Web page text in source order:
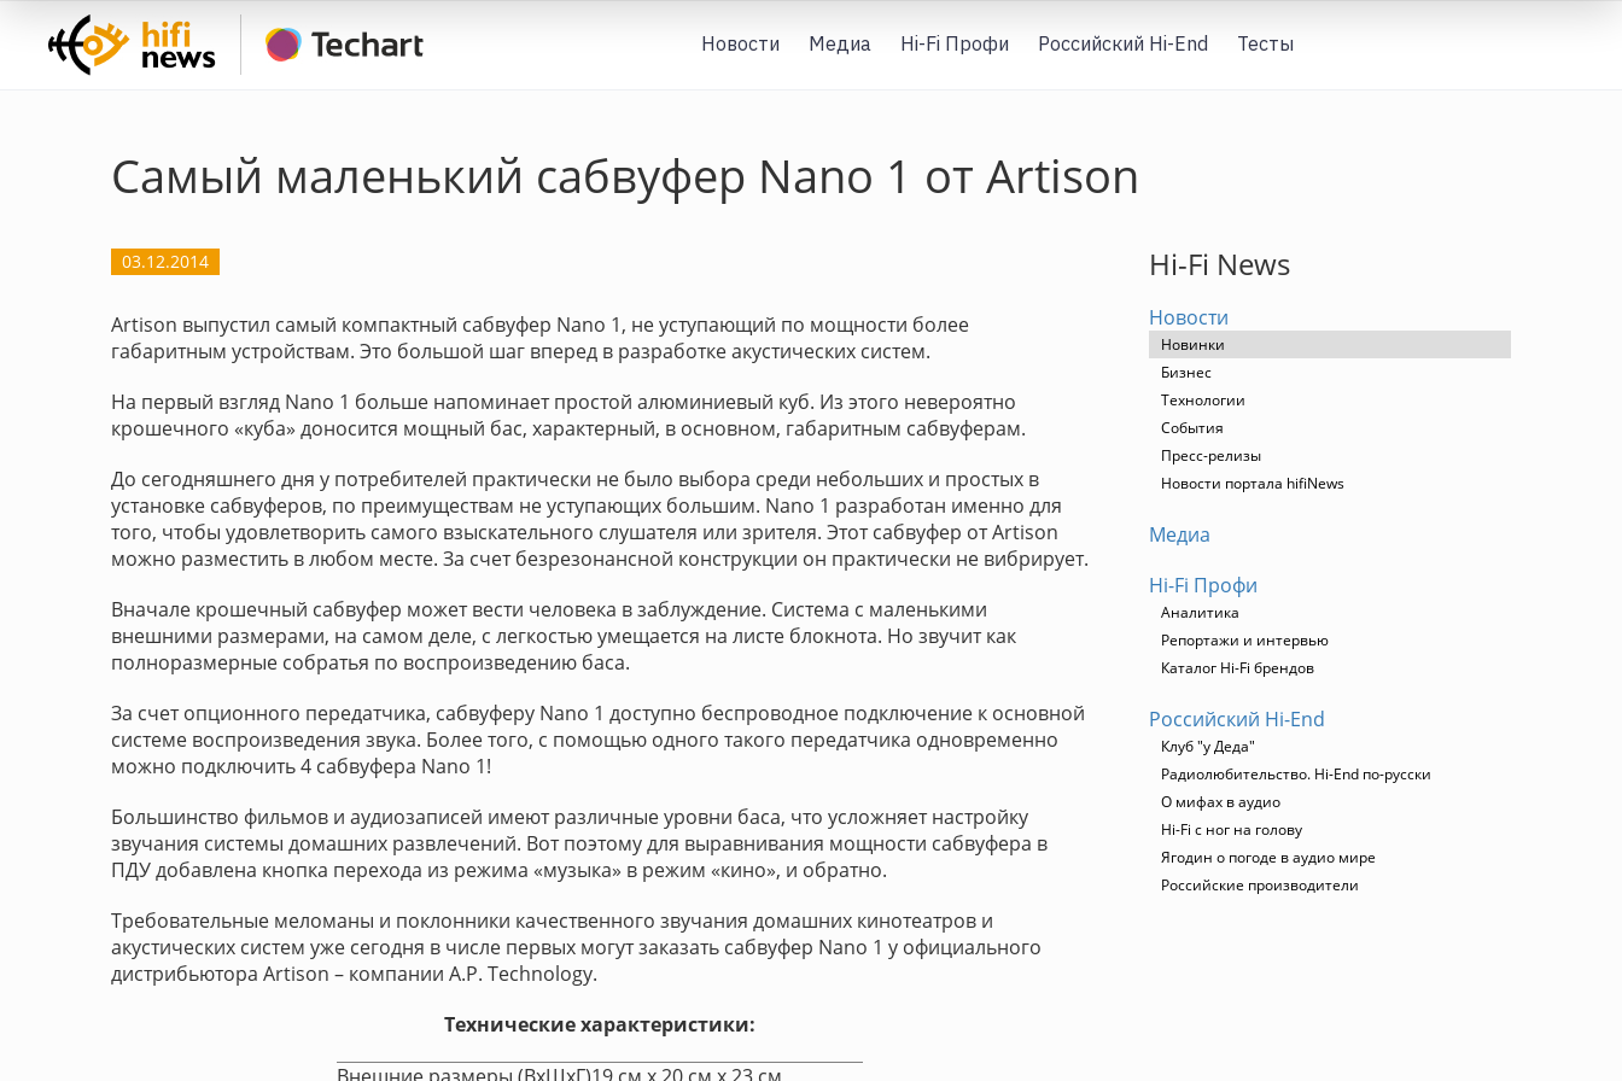
Новости Медиа Hi-Fi Профи Российский Hi-End Тесты
Самый маленький сабвуфер Nano 1 от Artison
03.12.2014
Artison выпустил самый компактный сабвуфер Nano 1, не уступающий по мощности более
габаритным устройствам. Это большой шаг вперед в разработке акустических систем.
На первый взгляд Nano 1 больше напоминает простой алюминиевый куб. Из этого невероятно
крошечного «куба» доносится мощный бас, характерный, в основном, габаритным сабвуферам.
До сегодняшнего дня у потребителей практически не было выбора среди небольших и простых в
установке сабвуферов, по преимуществам не уступающих большим. Nano 1 разработан именно для
того, чтобы удовлетворить самого взыскательного слушателя или зрителя. Этот сабвуфер от Artison
можно разместить в любом месте. За счет безрезонансной конструкции он практически не вибрирует.
Вначале крошечный сабвуфер может вести человека в заблуждение. Система с маленькими
внешними размерами, на самом деле, с легкостью умещается на листе блокнота. Но звучит как
полноразмерные собратья по воспроизведению баса.
За счет опционного передатчика, сабвуферу Nano 1 доступно беспроводное подключение к основной
системе воспроизведения звука. Более того, с помощью одного такого передатчика одновременно
можно подключить 4 сабвуфера Nano 1!
Большинство фильмов и аудиозаписей имеют различные уровни баса, что усложняет настройку
звучания системы домашних развлечений. Вот поэтому для выравнивания мощности сабвуфера в
ПДУ добавлена кнопка перехода из режима «музыка» в режим «кино», и обратно.
Требовательные меломаны и поклонники качественного звучания домашних кинотеатров и
акустических систем уже сегодня в числе первых могут заказать сабвуфер Nano 1 у официального
дистрибьютора Artison – компании A.P. Technology.
Технические характеристики:
Hi-Fi News
Новости
Новинки
Бизнес
Технологии
События
Пресс-релизы
Новости портала hifiNews
Медиа
Hi-Fi Профи
Аналитика
Репортажи и интервью
Каталог Hi-Fi брендов
Российский Hi-End
Клуб "у Деда"
Радиолюбительство. Hi-End по-русски
О мифах в аудио
Hi-Fi с ног на голову
Ягодин о погоде в аудио мире
Российские производители